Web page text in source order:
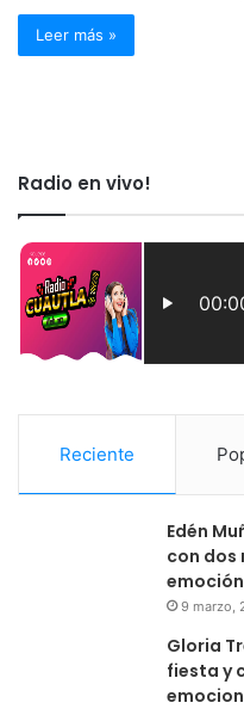
Leer más »
Radio en vivo!
Reciente
Edén
con dos
emoción
9 marzo,
Gloria
fiesta y